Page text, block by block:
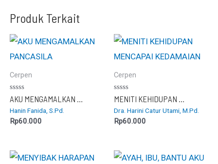
Produk Terkait
Cerpen
Dinilai
0
dari
5
Hanin Fanida, S.Pd.
Rp60.000
Cerpen
Dinilai
0
dari
5
Dra. Harini Catur Utami, M.Pd.
Rp60.000